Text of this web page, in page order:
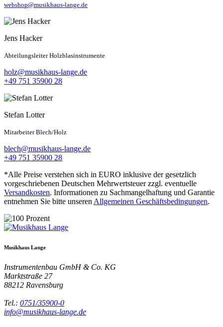
webshop@musikhaus-lange.de
Jens Hacker
Abteilungsleiter Holzblasinstrumente
holz@musikhaus-lange.de
+49 751 35900 28
Stefan Lotter
Mitarbeiter Blech/Holz
blech@musikhaus-lange.de
+49 751 35900 28
*Alle Preise verstehen sich in EURO inklusive der gesetzlich
vorgeschriebenen Deutschen Mehrwertsteuer zzgl. eventuelle
Versandkosten. Informationen zu Sachmangelhaftung und Garantie
entnehmen Sie bitte unseren Allgemeinen Geschäftsbedingungen.
Musikhaus Lange
Instrumentenbau GmbH & Co. KG
Marktstraße 27
88212 Ravensburg
Tel.: 0751/35900-0
info@musikhaus-lange.de